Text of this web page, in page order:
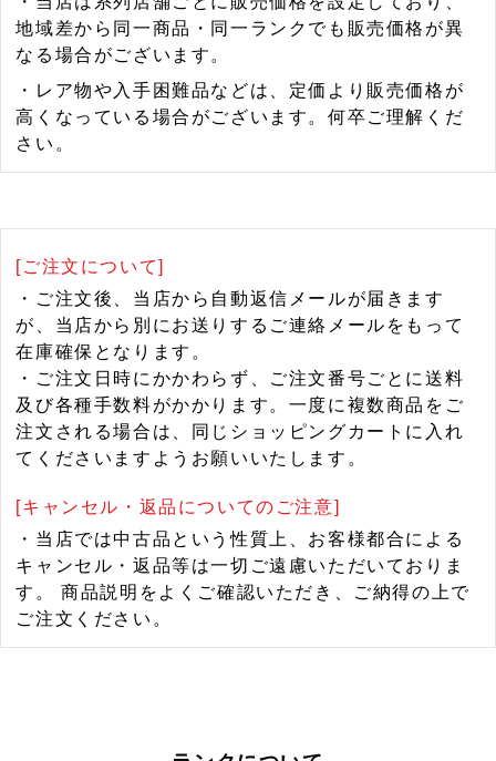
地域差から同一商品・同一ランクでも販売価格が異
なる場合がございます。
・レア物や入手困難品などは、定価より販売価格が
高くなっている場合がございます。何卒ご理解くだ
さい。
[ご注文について]
・ご注文後、当店から自動返信メールが届きます
が、当店から別にお送りするご連絡メールをもって
在庫確保となります。
・ご注文日時にかかわらず、ご注文番号ごとに送料
及び各種手数料がかかります。一度に複数商品をご
注文される場合は、同じショッピングカートに入れ
てくださいますようお願いいたします。
[キャンセル・返品についてのご注意]
・当店では中古品という性質上、お客様都合による
キャンセル・返品等は一切ご遠慮いただいておりま
す。 商品説明をよくご確認いただき、ご納得の上で
ご注文ください。